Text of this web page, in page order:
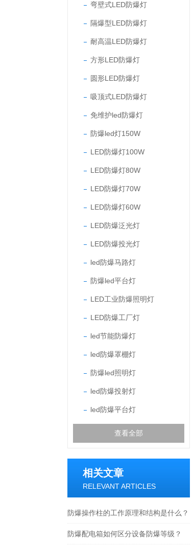
弯壁式LED防爆灯
隔爆型LED防爆灯
耐高温LED防爆灯
方形LED防爆灯
圆形LED防爆灯
吸顶式LED防爆灯
免维护led防爆灯
防爆led灯150W
LED防爆灯100W
LED防爆灯80W
LED防爆灯70W
LED防爆灯60W
LED防爆泛光灯
LED防爆投光灯
led防爆马路灯
防爆led平台灯
LED工业防爆照明灯
LED防爆工厂灯
led节能防爆灯
led防爆罩棚灯
防爆led照明灯
led防爆投射灯
led防爆平台灯
查看全部
相关文章
RELEVANT ARTICLES
防爆操作柱的工作原理和结构是什么？
防爆配电箱如何区分设备防爆等级？